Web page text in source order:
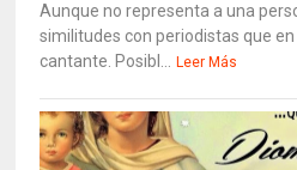
Aunque no representa a una
similitudes con periodistas que en
cantante. Posibl... Leer Más